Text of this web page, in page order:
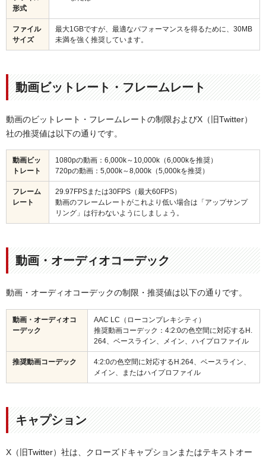
形式
ファイル
サイズ
最大1GBですが、最適なパフォーマンスを得るために、30MB
未満を強く推奨しています。
動画ビットレート・フレームレート
動画のビットレート・フレームレートの制限およびX（旧Twitter）
社の推奨値は以下の通りです。
動画ビッ
トレート
1080pの動画：6,000k～10,000k（6,000kを推奨）
720pの動画：5,000k～8,000k（5,000kを推奨）
フレーム
レート
29.97FPSまたは30FPS（最大60FPS）
動画のフレームレートがこれより低い場合は「アップサンプ
リング」は行わないようにしましょう。
動画・オーディオコーデック
動画・オーディオコーデックの制限・推奨値は以下の通りです。
動画・ オーディオコ
ーデック
AAC LC（ローコンプレキシティ）
推奨動画コーデック：4:2:0の色空間に対応するH.
264、ベースライン、メイン、ハイプロファイル
推奨動画コーデック
4:2:0の色空間に対応するH.264、ベースライン、
メイン、またはハイプロファイル
キャプション
X（旧Twitter）社は、クローズドキャプションまたはテキストオー